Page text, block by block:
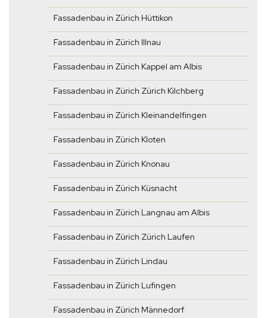
Fassadenbau in Zürich Hüttikon
Fassadenbau in Zürich Illnau
Fassadenbau in Zürich Kappel am Albis
Fassadenbau in Zürich Zürich Kilchberg
Fassadenbau in Zürich Kleinandelfingen
Fassadenbau in Zürich Kloten
Fassadenbau in Zürich Knonau
Fassadenbau in Zürich Küsnacht
Fassadenbau in Zürich Langnau am Albis
Fassadenbau in Zürich Zürich Laufen
Fassadenbau in Zürich Lindau
Fassadenbau in Zürich Lufingen
Fassadenbau in Zürich Männedorf